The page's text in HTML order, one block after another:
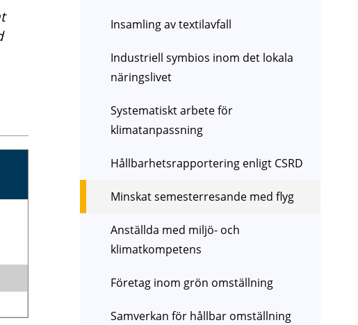
Insamling av textilavfall
Industriell symbios inom det lokala
näringslivet
Systematiskt arbete för
klimatanpassning
Hållbarhetsrapportering enligt CSRD
Minskat semesterresande med flyg
Anställda med miljö- och
klimatkompetens
Företag inom grön omställning
Samverkan för hållbar omställning